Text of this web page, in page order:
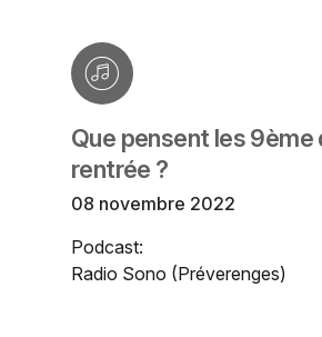
Que pensent les
rentrée ?
08 novembre 2022
Podcast:
Radio Sono (Préverenges)